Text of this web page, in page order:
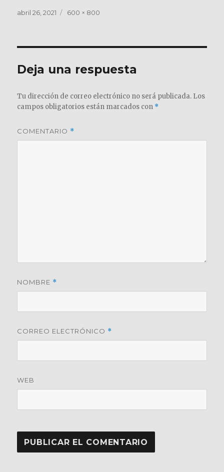
Publicado
abril 26, 2021
Tamaño
600 × 800
Deja una respuesta
Tu dirección de correo electrónico no será publicada. Los
campos obligatorios están marcados con *
COMENTARIO *
NOMBRE *
CORREO ELECTRÓNICO *
WEB